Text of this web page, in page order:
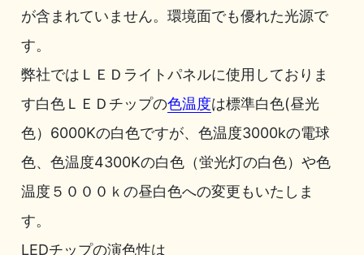
が含まれていません。環境面でも優れた光源で
す。
弊社ではＬＥＤライトパネルに使用しておりま
す白色ＬＥＤチップの色温度は標準白色(昼光
色）6000Kの白色ですが、色温度3000kの電球
色、色温度4300Kの白色（蛍光灯の白色）や色
温度５０００ｋの昼白色への変更もいたしま
す。
LEDチップの演色性は